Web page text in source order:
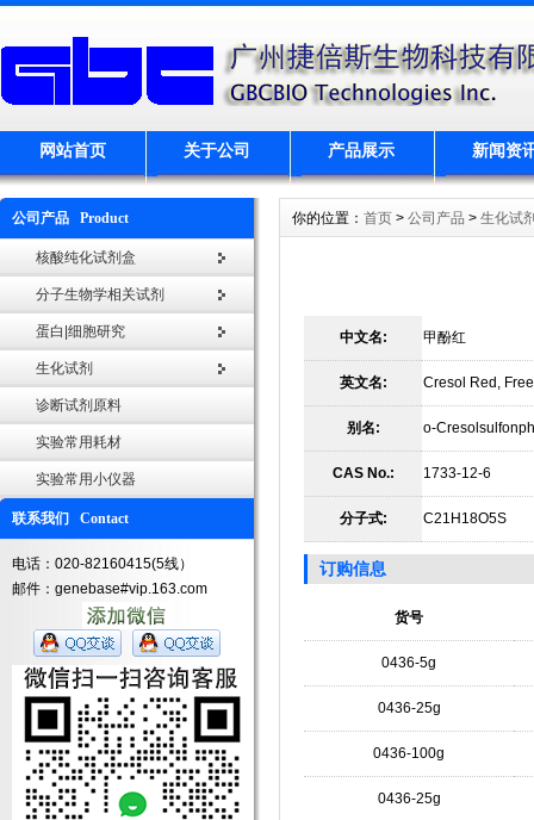
网站首页 关于公司 产品展示 新闻资
公司产品 Product
核酸纯化试剂盒
分子生物学相关试剂
蛋白|细胞研究
生化试剂
诊断试剂原料
实验常用耗材
实验常用小仪器
联系我们 Contact
电话：020-82160415(5线）
邮件：genebase#vip.163.com
你的位置： 首页 > 公司产品 > 生化试
中文名: 甲酚红
英文名: Cresol Red,
别名: o-
CAS No.: 1733-12-6
分子式: C21H18O5S
订购信息
货号
0436-5g
0436-25g
0436-100g
0436-25g